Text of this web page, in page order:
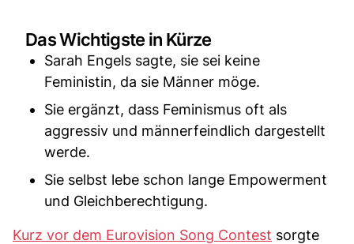
Das Wichtigste in Kürze
Sarah Engels sagte, sie sei keine
Feministin, da sie Männer möge.
Sie ergänzt, dass Feminismus oft als
aggressiv und männerfeindlich dargestellt
werde.
Sie selbst lebe schon lange Empowerment
und Gleichberechtigung.
Kurz vor dem Eurovision Song Contest sorgte